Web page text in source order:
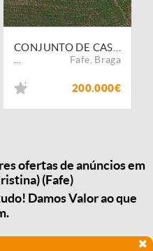
Fafe Braga
200.000€
ofertas de anúncios em
(Fafe)
Damos Valor ao que